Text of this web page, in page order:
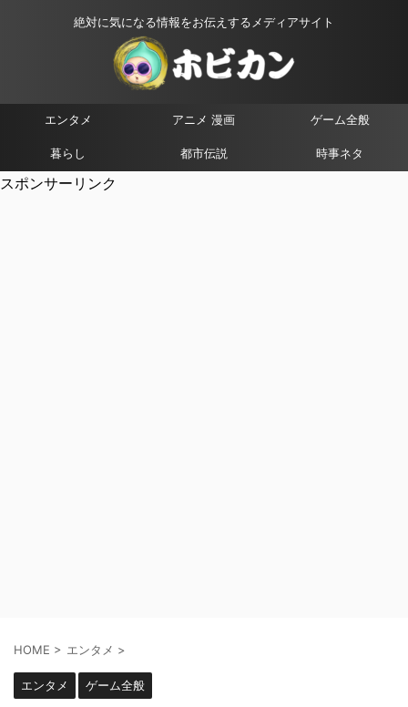
絶対に気になる情報をお伝えするメディアサイト
エンタメ アニメ 漫画 ゲーム全般
暮らし 都市伝説 時事ネタ
スポンサーリンク
HOME > エンタメ >
エンタメ ゲーム全般